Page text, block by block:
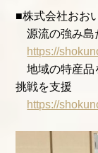
■株式会社おお
源流の強み島
https://
地域の特産品
挑戦を支援
https://